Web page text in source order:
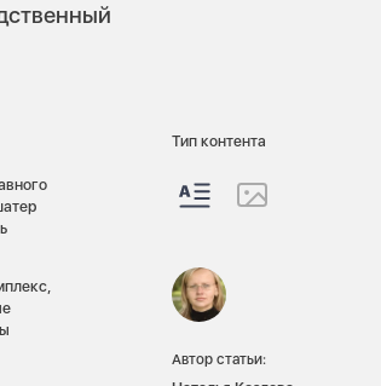
Тип контента
Автор статьи: